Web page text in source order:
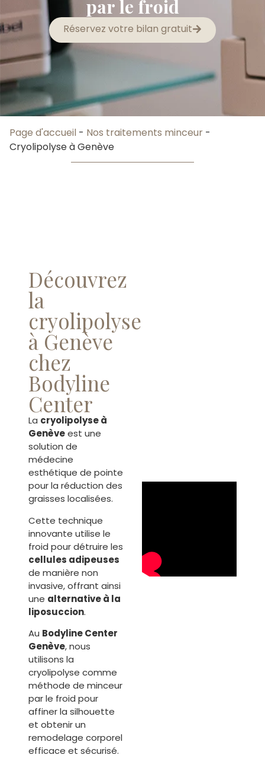
par le froid
Réservez votre bilan gratuit
Page d'accueil - Nos traitements minceur -
Cryolipolyse à Genève
Découvrez
la
cryolipolyse
à Genève
chez
Bodyline
Center
La cryolipolyse à
Genèveest une
solution de
médecine
esthétique de pointe
pour la réduction des
graisses localisées.
Cette technique
innovante utilise le
froid pour détruire les
cellules adipeuses
de manière non
invasive, offrant ainsi
une alternative à la
liposuccion.
Au Bodyline Center
Genève, nous
utilisons la
cryolipolyse comme
méthode de minceur
par le froid pour
affiner la silhouette
et obtenir un
remodelage corporel
efficace et sécurisé.